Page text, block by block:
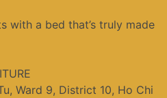
with a bed that’s truly made
Ward 9, District 10, Ho Chi